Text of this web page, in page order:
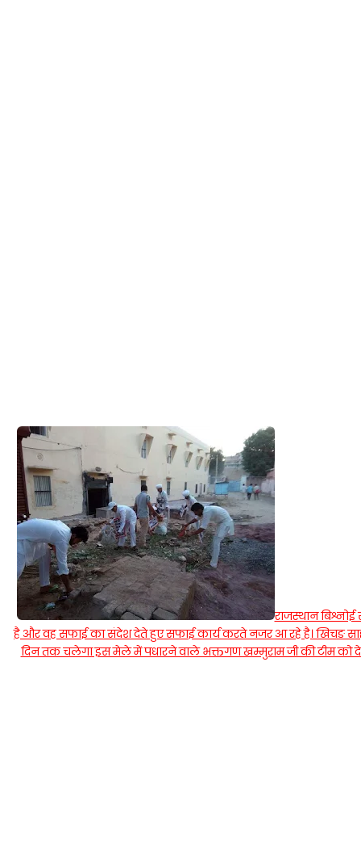
राजस्थान
है और वह सफाई का संदेश देते हुए सफाई कार्य करते नजर आ रहे है। खिचङ
दिन तक चलेगा इस मेले में पधारने वाले भक्तगण खम्मुराम जी की टीम